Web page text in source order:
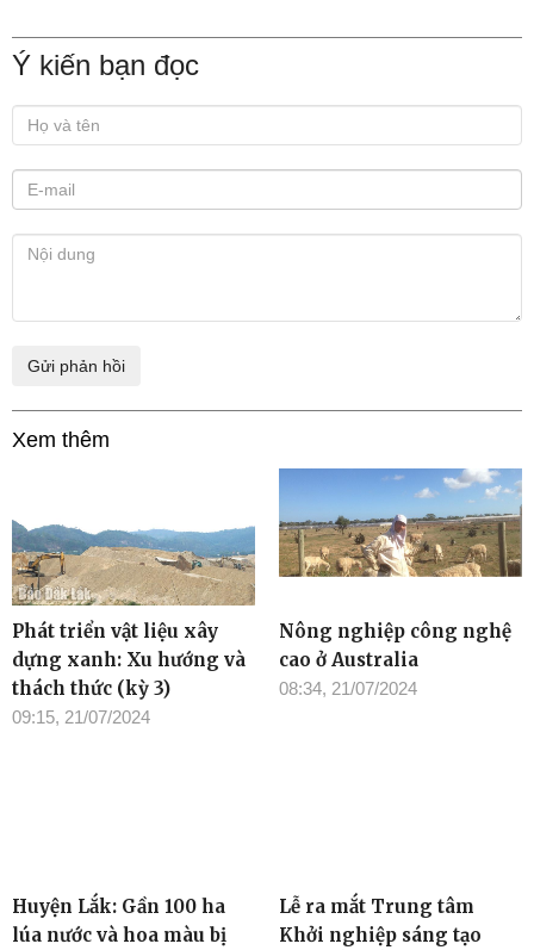
Ý kiến bạn đọc
Xem thêm
Phát triển vật liệu xây
dựng xanh: Xu hướng và
thách thức (kỳ 3)
09:15, 21/07/2024
Nông nghiệp công nghệ
cao ở Australia
08:34, 21/07/2024
Huyện Lắk: Gần 100 ha
lúa nước và hoa màu bị
Lễ ra mắt Trung tâm
Khởi nghiệp sáng tạo